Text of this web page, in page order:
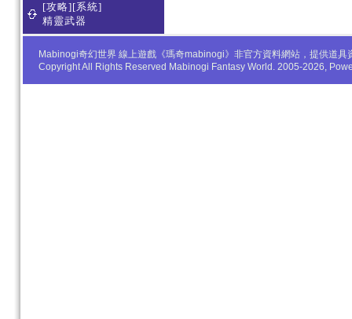
[攻略][系統]
精靈武器
Mabinogi奇幻世界 線上遊戲《瑪奇mabinogi》非官方資料網站，提供道
Copyright All Rights Reserved Mabinogi Fantasy World. 2005-2026,